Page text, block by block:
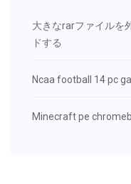
大きなrarファイルを
ドする
Ncaa football 14 pc
Minecraft pe